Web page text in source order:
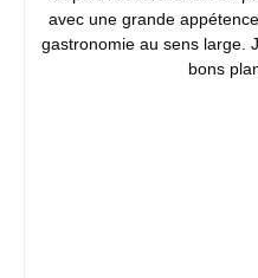
avec une grande
gastronomie au sens large.
bons